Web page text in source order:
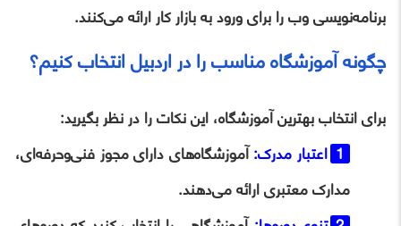
برنامه‌نویسی وب را برای ورود به بازار کار ارائه می‌کنند.
چگونه آموزشگاه مناسب را در اردبیل انتخاب کنیم؟
برای انتخاب بهترین آموزشگاه، این نکات را در نظر بگیرید:
اعتبار مدرک:آموزشگاه‌های دارای مجوز فنی‌وحرفه‌ای،
مدارک معتبری ارائه می‌دهند.